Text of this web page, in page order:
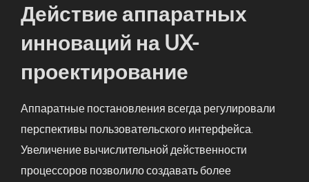
Действие аппаратных
инноваций на UX-
проектирование
Аппаратные постановления всегда регулировали
перспективы пользовательского интерфейса.
Увеличение вычислительной действенности
процессоров позволило создавать более